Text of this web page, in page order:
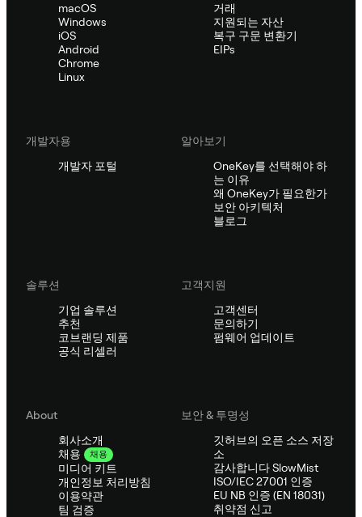
macOS
Windows
iOS
Android
Chrome
Linux
거래
지원되는 자산
복구 구문 변환기
EIPs
개발자용
개발자 포털
알아보기
OneKey를 선택해야 하
는 이유
왜 OneKey가 필요한가
보안 아키텍처
블로그
솔루션
기업 솔루션
추천
코브랜딩 제품
공식 리셀러
고객지원
고객센터
문의하기
펌웨어 업데이트
About
회사소개
채용
채용
미디어 키트
개인정보 처리방침
이용약관
팀 검증
보안 & 투명성
깃허브의 오픈 소스 저장
소
감사합니다 SlowMist
ISO/IEC 27001 인증
EU NB 인증 (EN 18031)
취약점 신고